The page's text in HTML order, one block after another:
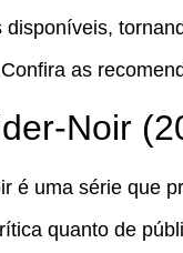
disponíveis,
as
Noir
é uma série que
quanto de